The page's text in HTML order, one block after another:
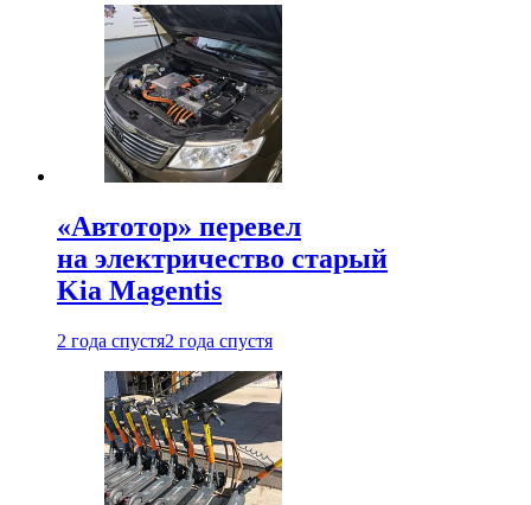
«Автотор» перевел
на электричество старый
Kia Magentis
2 года спустя2 года спустя